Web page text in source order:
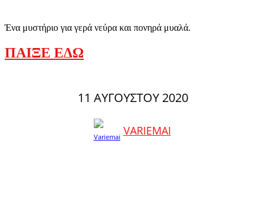
Ένα μυστήριο για γερά νεύρα και πονηρά μυαλά.
ΠΑΙΞΕ ΕΔΩ
11 ΑΥΓΟΎΣΤΟΥ 2020
VARIEMAI